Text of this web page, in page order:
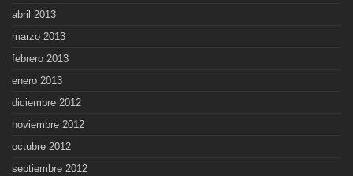
abril 2013
marzo 2013
febrero 2013
enero 2013
diciembre 2012
noviembre 2012
octubre 2012
septiembre 2012